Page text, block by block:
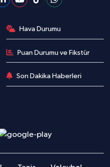
Hava Durumu
Puan Durumu ve Fikstür
Son Dakika Haberleri